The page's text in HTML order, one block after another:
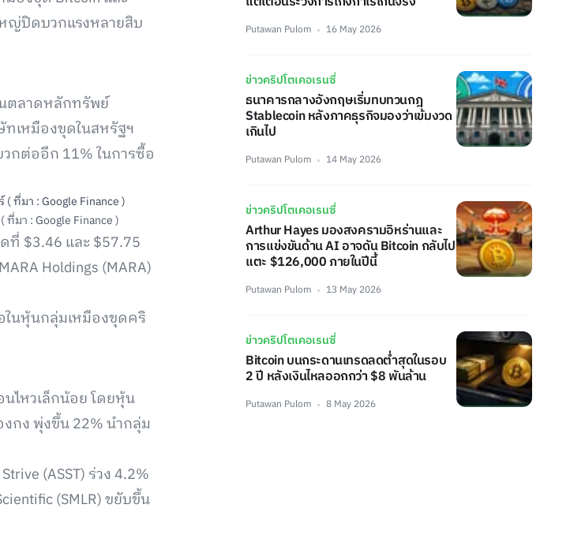
ญ่ปิดบวกแรงหลายสิบ
ตลาดหลักทรัพย์
เหมืองขุดในสหรัฐฯ
วกต่ออีก 11% ในการซื้อ
า : Google Finance )
ที่ $3.46 และ $57.75
Holdings (MARA)
ในหุ้นกลุ่มเหมืองขุดคริ
ไหวเล็กน้อย โดยหุ้น
กง พุ่งขึ้น 22% นำกลุ่ม
(ASST) ร่วง 4.2%
(SMLR) ขยับขึ้น
Putawan Pulom 16 May 2026
ข่าวคริปโตเคอเรนซี่
ธนาคารกลางอังกฤษเริ่มทบทวนกฎ
Stablecoin หลังภาคธุรกิจมองว่าเข้มงวด
เกินไป
Putawan Pulom 14 May 2026
ข่าวคริปโตเคอเรนซี่
Arthur Hayes มองสงครามอิหร่านและ
การแข่งขันด้าน AI อาจดัน Bitcoin กลับไป
แตะ $126,000 ภายในปีนี้
Putawan Pulom 13 May 2026
ข่าวคริปโตเคอเรนซี่
Bitcoin บนกระดานเทรดลดต่ำสุดในรอบ
2 ปี หลังเงินไหลออกกว่า $8 พันล้าน
Putawan Pulom 8 May 2026